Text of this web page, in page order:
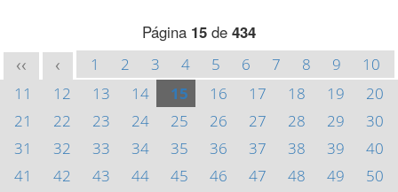
Página 15 de 434
<< < 1 2 3 4 5 6 7 8 9
10
11
12 13 14 15 16 17 18 19
20
21
22 23 24 25 26 27 28 29
30
31
32 33 34 35 36 37 38 39
40
41
42 43 44 45 46 47 48 49
50